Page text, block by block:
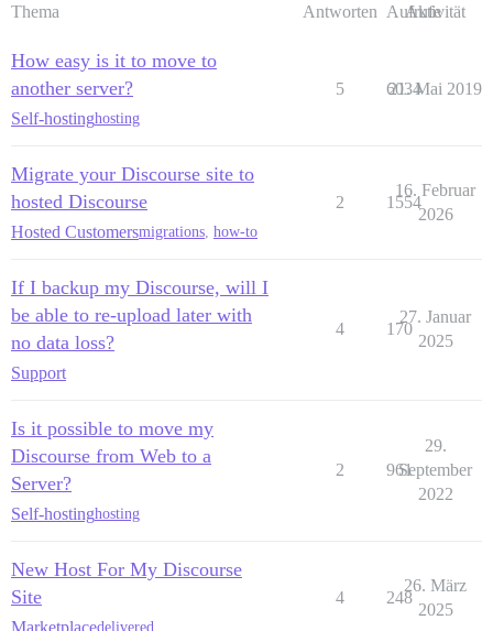
Thema Antworten Aufrufe
Aktivität
How easy is it to move to
another server?
Self-hostinghosting
5 6034
21. Mai 2019
Migrate your Discourse site to
hosted Discourse
Hosted Customersmigrations, how-to
2 1554
16. Februar
2026
If I backup my Discourse, will I
be able to re-upload later with
no data loss?
Support
4 170
27. Januar
2025
Is it possible to move my
Discourse from Web to a
Server?
Self-hostinghosting
2 961
29.
September
2022
New Host For My Discourse
Site
Marketplacedelivered
4 248
26. März
2025